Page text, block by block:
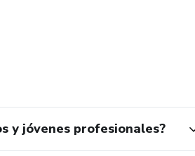
y jóvenes profesionales?